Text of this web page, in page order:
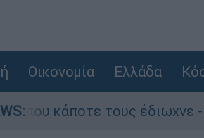
Οικονομία Ελλάδα
τους έδιωχνε - «Πέρασε